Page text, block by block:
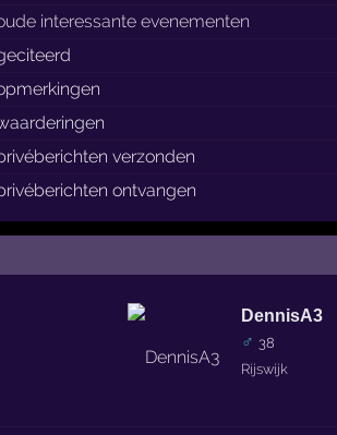
interessante evenementen
verzonden
ontvangen
DennisA3
♂ 38
Rijswijk